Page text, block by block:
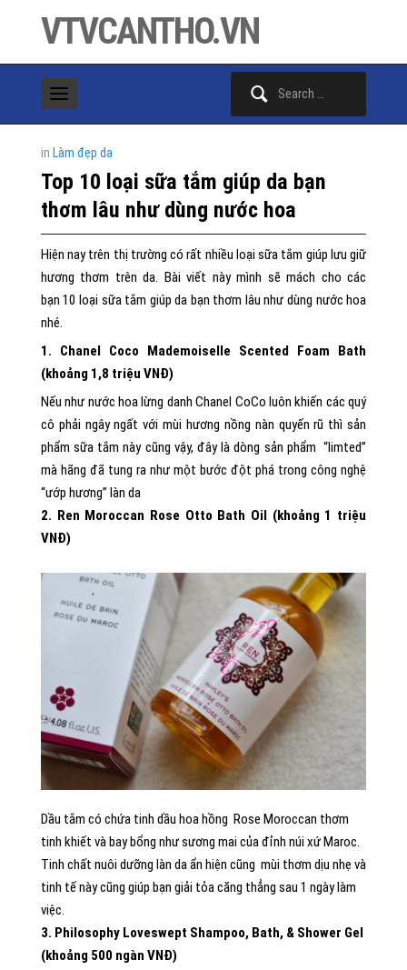
VTVCANTHO.VN
in Làm đẹp da
Top 10 loại sữa tắm giúp da bạn
thơm lâu như dùng nước hoa
Hiện nay trên thị trường có rất nhiều loại sữa tắm giúp lưu giữ
hương thơm trên da. Bài viết này mình sẽ mách cho các
bạn 10 loại sữa tắm giúp da bạn thơm lâu như dùng nước hoa
nhé.
1. Chanel Coco Mademoiselle Scented Foam Bath
(khoảng 1,8 triệu VNĐ)
Nếu như nước hoa lừng danh Chanel CoCo luôn khiến các quý
cô phải ngây ngất với mùi hương nồng nàn quyến rũ thì sản
phẩm sữa tắm này cũng vậy, đây là dòng sản phẩm “limted”
mà hãng đã tung ra như một bước đột phá trong công nghệ
“ướp hương” làn da
2. Ren Moroccan Rose Otto Bath Oil (khoảng 1 triệu
VNĐ)
Dầu tắm có chứa tinh dầu hoa hồng Rose Moroccan thơm
tinh khiết và bay bổng như sương mai của đỉnh núi xứ Maroc.
Tinh chất nuôi dưỡng làn da ẩn hiện cũng mùi thơm dịu nhẹ và
tinh tế này cũng giúp bạn giải tỏa căng thẳng sau 1 ngày làm
việc.
3. Philosophy Loveswept Shampoo, Bath, & Shower Gel
(khoảng 500 ngàn VNĐ)